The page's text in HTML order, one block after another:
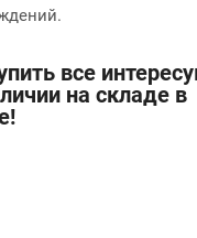
все
на складе в